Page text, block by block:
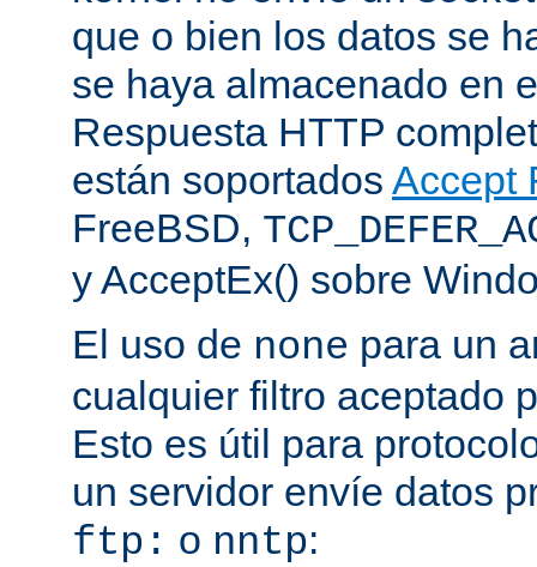
que o bien los datos se
se haya almacenado en
Respuesta HTTP
están soportados Accept
FreeBSD,
y AcceptEx() sobre
El uso de none para un
cualquier filtro aceptado
Esto es útil para
un servidor envíe datos
ftp: o nntp: